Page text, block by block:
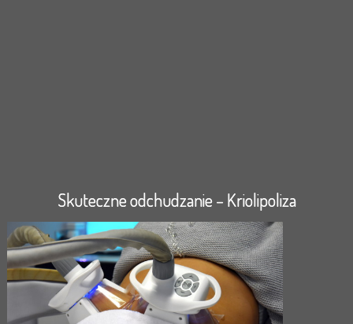
Skuteczne odchudzanie – Kriolipoliza